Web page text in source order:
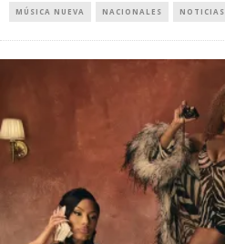
MÚSICA NUEVA NACIONALES NOTICIAS